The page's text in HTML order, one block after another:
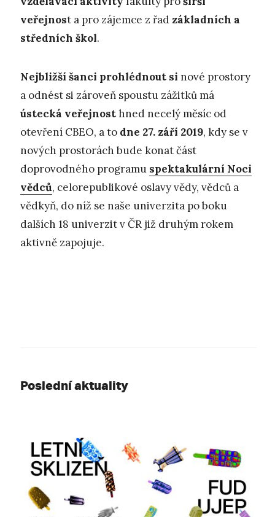
veřejnost a pro zájemce z řad základních a
středních škol.
Nejbližší šanci prohlédnout si nové prostory
a odnést si zároveň spoustu zážitků má
ústecká veřejnosthned necelý měsíc od
otevření CBEO, a to dne 27. září 2019, kdy se v
nových prostorách bude konat část
doprovodného programu spektakulární Noci
vědců, celorepublikové oslavy vědy, vědců a
vědkyň, do níž se naše univerzita po boku
dalších 18 univerzit v ČR již druhým rokem
aktivně zapojuje.
Poslední aktuality